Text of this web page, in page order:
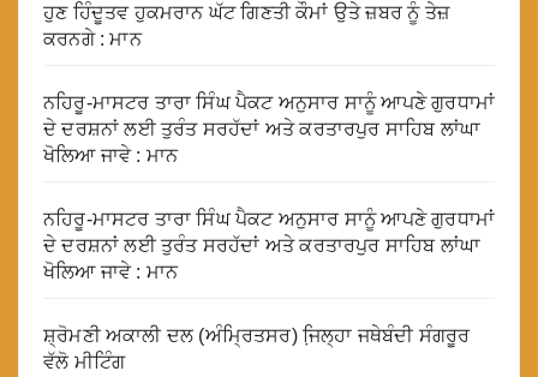
ਹੁਣ ਹਿੰਦੂਤਵ ਹੁਕਮਰਾਨ ਘੱਟ ਗਿਣਤੀ ਕੌਮਾਂ ਉਤੇ ਜ਼ਬਰ ਨੂੰ ਤੇਜ਼
ਕਰਨਗੇ : ਮਾਨ
ਨਹਿਰੂ-ਮਾਸਟਰ ਤਾਰਾ ਸਿੰਘ ਪੈਕਟ ਅਨੁਸਾਰ ਸਾਨੂੰ ਆਪਣੇ ਗੁਰਧਾਮਾਂ
ਦੇ ਦਰਸ਼ਨਾਂ ਲਈ ਤੁਰੰਤ ਸਰਹੱਦਾਂ ਅਤੇ ਕਰਤਾਰਪੁਰ ਸਾਹਿਬ ਲਾਂਘਾ
ਖੋਲਿਆ ਜਾਵੇ : ਮਾਨ
ਨਹਿਰੂ-ਮਾਸਟਰ ਤਾਰਾ ਸਿੰਘ ਪੈਕਟ ਅਨੁਸਾਰ ਸਾਨੂੰ ਆਪਣੇ ਗੁਰਧਾਮਾਂ
ਦੇ ਦਰਸ਼ਨਾਂ ਲਈ ਤੁਰੰਤ ਸਰਹੱਦਾਂ ਅਤੇ ਕਰਤਾਰਪੁਰ ਸਾਹਿਬ ਲਾਂਘਾ
ਖੋਲਿਆ ਜਾਵੇ : ਮਾਨ
ਸ਼੍ਰੋਮਣੀ ਅਕਾਲੀ ਦਲ (ਅੰਮ੍ਰਿਤਸਰ) ਜਿ਼ਲ੍ਹਾ ਜਥੇਬੰਦੀ ਸੰਗਰੂਰ
ਵੱਲੋ ਮੀਟਿੰਗ